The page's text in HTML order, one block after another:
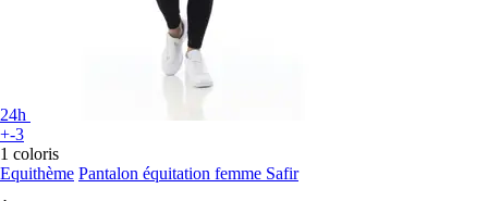
24h
+-3
1 coloris
Equithème Pantalon équitation femme Safir